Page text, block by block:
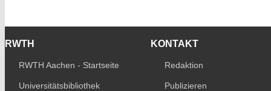
RWTH
RWTH Aachen - Startseite
Universitätsbibliothek
KONTAKT
Redaktion
Publizieren